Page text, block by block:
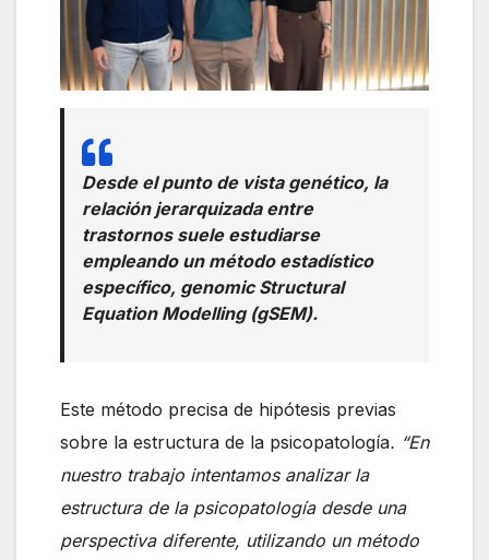
Desde el punto de vista genético, la
relación jerarquizada entre
trastornos suele estudiarse
empleando un método estadístico
específico, genomic Structural
Equation Modelling(gSEM).
Este método precisa de hipótesis previas
sobre la estructura de la psicopatología. “En
nuestro trabajo intentamos analizar la
estructura de la psicopatología desde una
perspectiva diferente, utilizando un método